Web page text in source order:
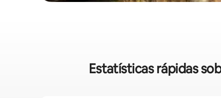
Estatísticas rápidas